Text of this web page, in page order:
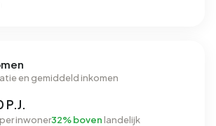
en gemiddeld inkomen
inwoner32% bovenlandelijk